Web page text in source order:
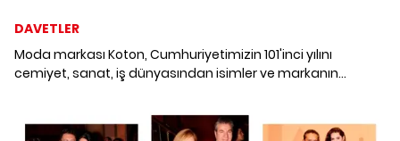
DAVETLER
Moda markası Koton, Cumhuriyetimizin 101'inci yılını
cemiyet, sanat, iş dünyasından isimler ve markanın